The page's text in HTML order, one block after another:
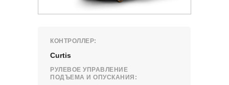
КОНТРОЛЛЕР:
Curtis
РУЛЕВОЕ УПРАВЛЕНИЕ
ПОДЪЕМА И ОПУСКАНИЯ: